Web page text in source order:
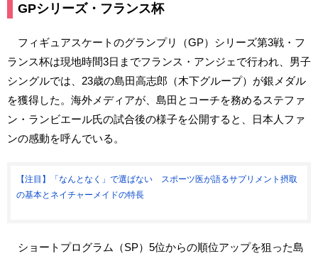
GPシリーズ・フランス杯
フィギュアスケートのグランプリ（GP）シリーズ第3戦・フ
ランス杯は現地時間3日までフランス・アンジェで行われ、男子
シングルでは、23歳の島田高志郎（木下グループ）が銀メダル
を獲得した。海外メディアが、島田とコーチを務めるステファ
ン・ランビエール氏の試合後の様子を公開すると、日本人ファ
ンの感動を呼んでいる。
【注目】「なんとなく」で選ばない スポーツ医が語るサプリメント摂取
の基本とネイチャーメイドの特長
ショートプログラム（SP）5位からの順位アップを狙った島